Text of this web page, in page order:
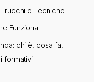
e Tecniche
Funziona
chi è, cosa fa,
formativi